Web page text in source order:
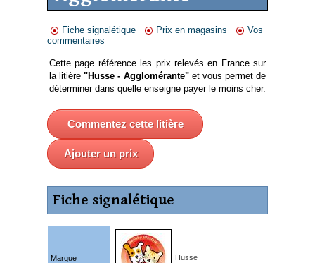
Fiche signalétique Prix en magasins
Vos
commentaires
Cette page référence les prix relevés en France sur
la litière"Husse - Agglomérante"et vous permet de
déterminer dans quelle enseigne payer le moins cher.
Commentez cette litière
Ajouter un prix
Fiche signalétique
Marque Husse